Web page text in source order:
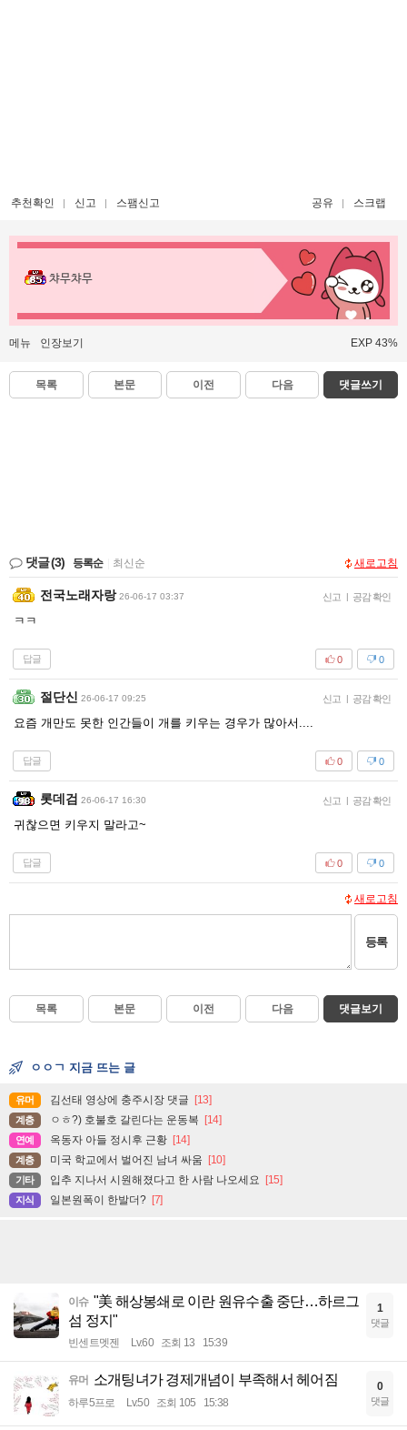
추천확인 신고 스팸신고 공유 스크랩
챠무챠무
메뉴 인장보기 EXP 43%
목록 본문 이전 다음 댓글쓰기
댓글(3) 등록순 최신순 새로고침
전국노래자랑 26-06-17 03:37 신고 | 공감 확인
ㅋㅋ
답글 0
0
절단신 26-06-17 09:25 신고 | 공감 확인
요즘 개만도 못한 인간들이 개를 키우는 경우가 많아서....
답글 0
0
롯데검 26-06-17 16:30 신고 | 공감 확인
귀찮으면 키우지 말라고~
답글 0
0
새로고침
등록
목록 본문 이전 다음 댓글보기
ㅇㅇㄱ 지금 뜨는 글
유머 김선태 영상에 충주시장 댓글 [13]
계층 ㅇㅎ?) 호불호 갈린다는 운동복 [14]
연예 옥동자 아들 정시후 근황 [14]
계층 미국 학교에서 벌어진 남녀 싸움 [10]
기타 입추 지나서 시원해졌다고 한 사람 나오세요 [15]
지식 일본원폭이 한발더? [7]
이슈 "美 해상봉쇄로 이란 원유수출 중단…하르그
섬 정지"
빈센트멧젠 Lv.60 조회 13 15:39
1
댓글
유머 소개팅녀가 경제개념이 부족해서 헤어짐
하루5프로 Lv.50 조회 105 15:38
0
댓글